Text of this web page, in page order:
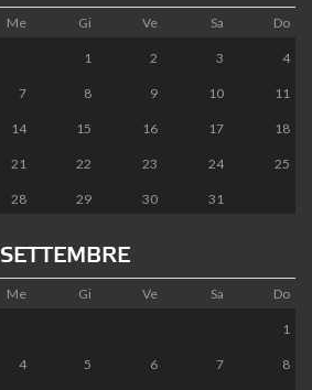
Me Gi Ve Sa Do
1 2 3 4
7 8 9 10 11
14 15 16 17 18
21 22 23 24 25
28 29 30 31
SETTEMBRE
Me Gi Ve Sa Do
1
4 5 6 7 8